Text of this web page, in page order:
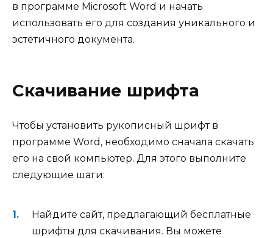
в программе Microsoft Word и начать
использовать его для создания уникального и
эстетичного документа.
Скачивание шрифта
Чтобы установить рукописный шрифт в
программе Word, необходимо сначала скачать
его на свой компьютер. Для этого выполните
следующие шаги:
Найдите сайт, предлагающий бесплатные
шрифты для скачивания. Вы можете